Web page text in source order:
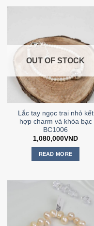
OUT OF STOCK
Lắc tay ngọc trai nhỏ kết
hợp charm và khóa bạc
BC1006
1,080,000VND
READ MORE